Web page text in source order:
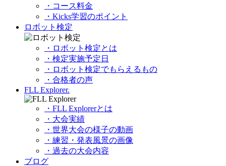
・コース料金
・Kicks学習のポイント
ロボット検定
・ロボット検定とは
・検定実施予定日
・ロボット検定でもらえるもの
・合格者の声
FLL Explorer.
・FLL Explorerとは
・大会実績
・世界大会の様子の動画
・練習・発表風景の画像
・過去の大会内容
ブログ